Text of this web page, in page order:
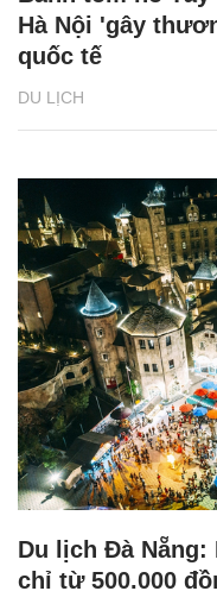
DU LỊCH
Hà Nội 'gây
quốc tế
Du lịch Đà Nẵng:
chỉ từ 500.000